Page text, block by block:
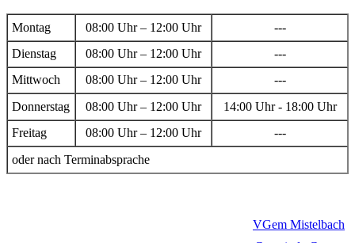
Montag 08:00 Uhr – 12:00 Uhr
---
Dienstag
08:00 Uhr – 12:00 Uhr
---
Mittwoch
08:00 Uhr – 12:00 Uhr
---
Donnerstag
08:00 Uhr – 12:00 Uhr
14:00 Uhr - 18:00 Uhr
Freitag
08:00 Uhr – 12:00 Uhr
---
oder nach Terminabsprache
VGem Mistelbach